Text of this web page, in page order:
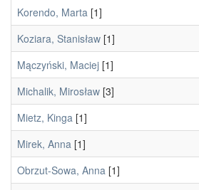
Korendo, Marta [1]
Koziara, Stanisław [1]
Mączyński, Maciej [1]
Michalik, Mirosław [3]
Mietz, Kinga [1]
Mirek, Anna [1]
Obrzut-Sowa, Anna [1]